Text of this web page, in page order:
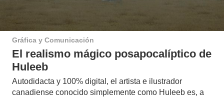
Gráfica y Comunicación
El realismo mágico posapocalíptico de
Huleeb
Autodidacta y 100% digital, el artista e ilustrador
canadiense conocido simplemente como Huleeb es, a